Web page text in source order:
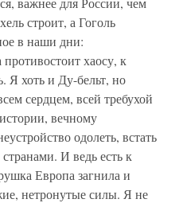
строит, а Гоголь
в наши дни:
хаосу, к
Я хоть и Ду-бельт, но
сердцем, всей требухой
вечному
одолеть, встать
И ведь есть к
Европа загнила и
нетронутые силы. Я не